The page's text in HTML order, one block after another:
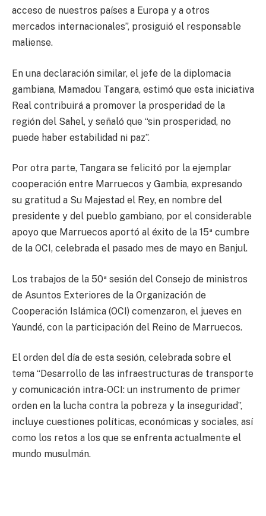
acceso de nuestros países a Europa y a otros
mercados internacionales”, prosiguió el responsable
maliense.
En una declaración similar, el jefe de la diplomacia
gambiana, Mamadou Tangara, estimó que esta iniciativa
Real contribuirá a promover la prosperidad de la
región del Sahel, y señaló que “sin prosperidad, no
puede haber estabilidad ni paz”.
Por otra parte, Tangara se felicitó por la ejemplar
cooperación entre Marruecos y Gambia, expresando
su gratitud a Su Majestad el Rey, en nombre del
presidente y del pueblo gambiano, por el considerable
apoyo que Marruecos aportó al éxito de la 15ª cumbre
de la OCI, celebrada el pasado mes de mayo en Banjul.
Los trabajos de la 50ª sesión del Consejo de ministros
de Asuntos Exteriores de la Organización de
Cooperación Islámica (OCI) comenzaron, el jueves en
Yaundé, con la participación del Reino de Marruecos.
El orden del día de esta sesión, celebrada sobre el
tema “Desarrollo de las infraestructuras de transporte
y comunicación intra-OCI: un instrumento de primer
orden en la lucha contra la pobreza y la inseguridad”,
incluye cuestiones políticas, económicas y sociales, así
como los retos a los que se enfrenta actualmente el
mundo musulmán.